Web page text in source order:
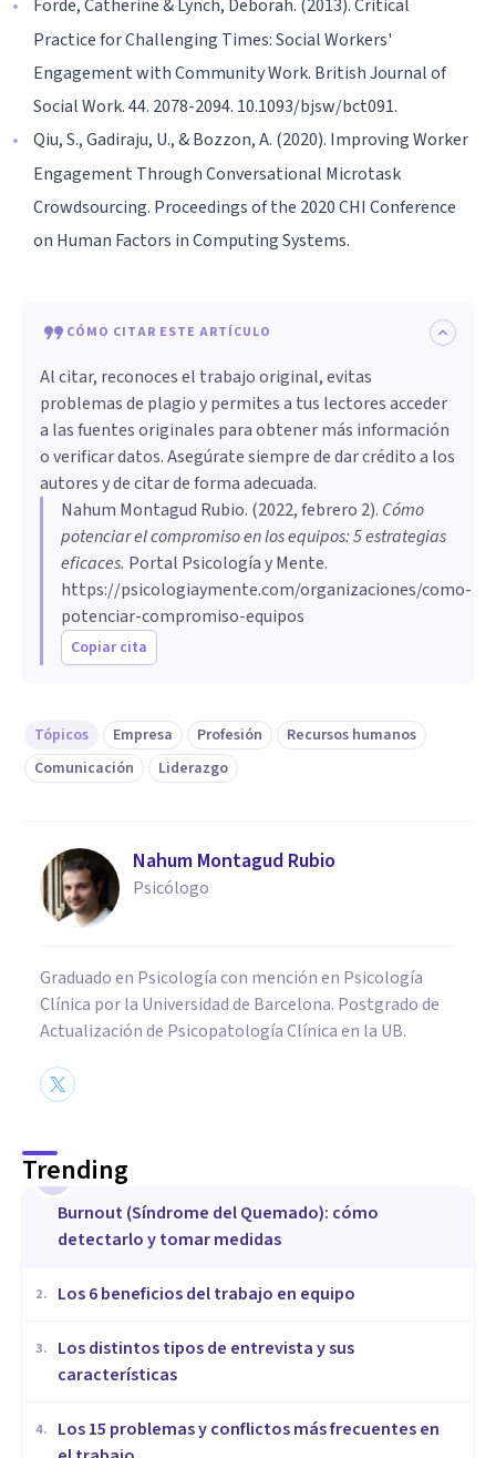
Forde, Catherine & Lynch, Deborah. (2013). Critical
Practice for Challenging Times: Social Workers'
Engagement with Community Work. British Journal of
Social Work. 44. 2078-2094. 10.1093/bjsw/bct091.
Qiu, S., Gadiraju, U., & Bozzon, A. (2020). Improving Worker
Engagement Through Conversational Microtask
Crowdsourcing. Proceedings of the 2020 CHI Conference
on Human Factors in Computing Systems.
CÓMO CITAR ESTE ARTÍCULO
Al citar, reconoces el trabajo original, evitas
problemas de plagio y permites a tus lectores acceder
a las fuentes originales para obtener más información
o verificar datos. Asegúrate siempre de dar crédito a los
autores y de citar de forma adecuada.
Nahum Montagud Rubio. (2022, febrero 2). Cómo
potenciar el compromiso en los equipos: 5 estrategias
eficaces. Portal Psicología y Mente.
https://psicologiaymente.com/organizaciones/como-
potenciar-compromiso-equipos
Copiar cita
Tópicos Empresa Profesión
Recursos humanos
Comunicación
Liderazgo
Nahum Montagud Rubio
Psicólogo
Graduado en Psicología con mención en Psicología
Clínica por la Universidad de Barcelona. Postgrado de
Actualización de Psicopatología Clínica en la UB.
Trending
1
Burnout (Síndrome del Quemado): cómo
detectarlo y tomar medidas
2. ​Los 6 beneficios del trabajo en equipo
3.
​Los distintos tipos de entrevista y sus
características
4.
​Los 15 problemas y conflictos más frecuentes en